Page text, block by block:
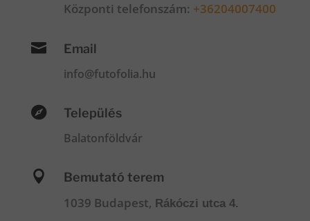
Központi telefonszám: +36204007400
 Email
info@futofolia.hu
 Település
Balatonföldvár
 Bemutató terem
1039 Budapest, Rákóczi utca 4.